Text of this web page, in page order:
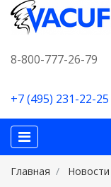
8-800-777-26-79
+7 (495) 231-22-25
Главная Новости